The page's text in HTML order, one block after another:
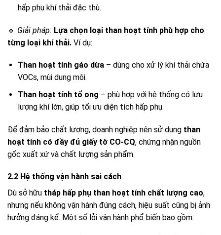
hấp phụ khí thải đặc thù.
🔹 Giải pháp: Lựa chọn loại than hoạt tính phù hợp cho
từng loại khí thải. Ví dụ:
Than hoạt tính gáo dừa– dùng cho xử lý khí thải chứa
VOCs, mùi dung môi.
Than hoạt tính tổ ong – phù hợp với hệ thống có lưu
lượng khí lớn, giúp tối ưu diện tích hấp phụ.
Để đảm bảo chất lượng, doanh nghiệp nên sử dụng than
hoạt tính có đầy đủ giấy tờ CO-CQ, chứng nhận nguồn
gốc xuất xứ và chất lượng sản phẩm.
2.2 Hệ thống vận hành sai cách
Dù sở hữu tháp hấp phụ than hoạt tính chất lượng cao,
nhưng nếu không vận hành đúng cách, hiệu suất cũng bị ảnh
hưởng đáng kể. Một số lỗi vận hành phổ biến bao gồm: